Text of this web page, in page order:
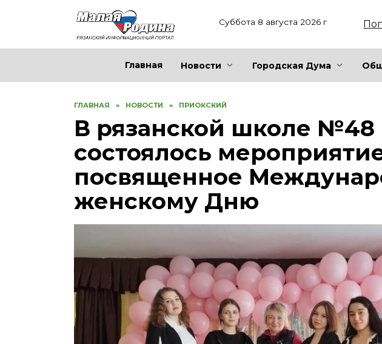
Суббота 8 августа 2026 г
Главная Новости Городская Дума
ГЛАВНАЯ » НОВОСТИ » ПРИОКСКИЙ
В рязанской школе №48
состоялось
посвященное
женскому Дню